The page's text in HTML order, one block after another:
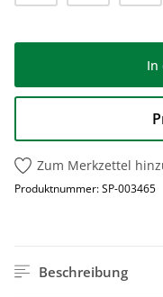
In
Zum Merkzettel
Produktnummer:SP-003465
Beschreibung